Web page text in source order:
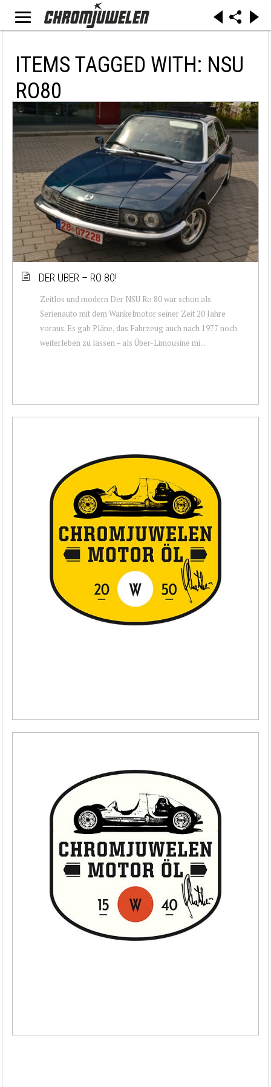
ITEMS TAGGED WITH: NSU
RO80
DER ÜBER – RO 80!
Zeitlos und modern Der NSU Ro 80 war schon als
Serienauto mit dem Wankelmotor seiner Zeit 20 Jahre
voraus. Es gab Pläne, das Fahrzeug auch nach 1977 noch
weiterleben zu lassen – als Über-Limousine mi...